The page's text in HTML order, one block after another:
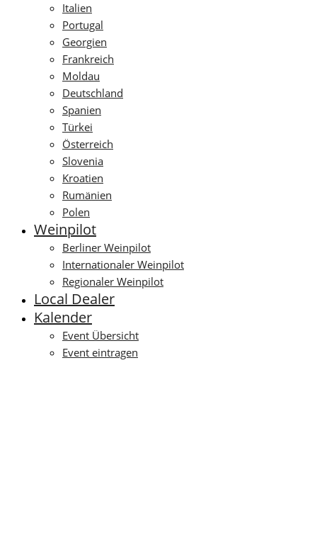
Italien
Portugal
Georgien
Frankreich
Moldau
Deutschland
Spanien
Türkei
Österreich
Slovenia
Kroatien
Rumänien
Polen
Weinpilot
Berliner Weinpilot
Internationaler Weinpilot
Regionaler Weinpilot
Local Dealer
Kalender
Event Übersicht
Event eintragen